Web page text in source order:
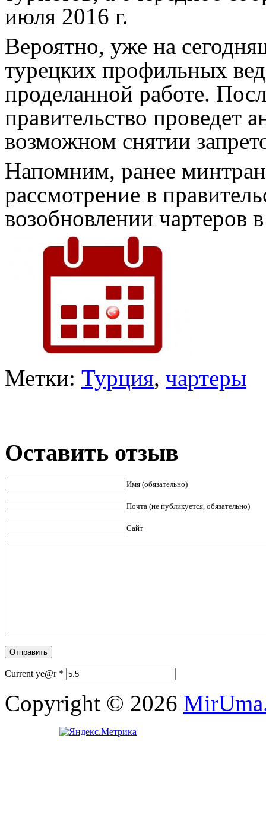
июля 2016 г.
Вероятно, уже на
турецких профильных
проделанной работе.
правительство проведет
возможном снятии
Напомним, ранее
рассмотрение в
возобновлении чартеров
Метки: Турция, чартеры
Оставить отзыв
Имя (обязательно)
Почта (не публикуется, обязательно)
Сайт
Current ye@r *
Copyright © 2026